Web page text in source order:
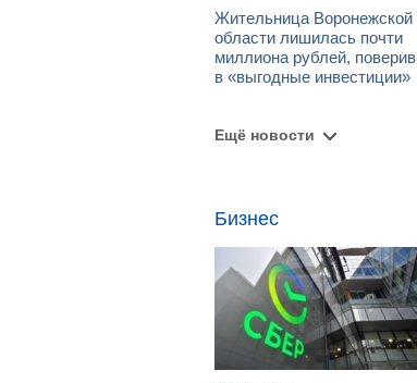
Жительница Воронежской
области лишилась почти
миллиона рублей, поверив
в «выгодные инвестиции»
Ещё новости
Бизнес